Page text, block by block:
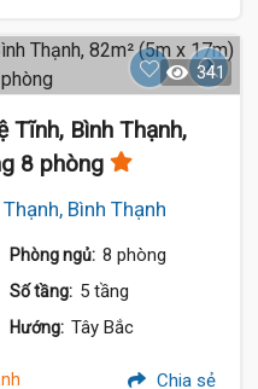
341
Tĩnh, Bình Thạnh,
8 phòng
Bình Thạnh
Phòng ngủ: 8 phòng
Số tầng: 5 tầng
Hướng: Tây Bắc
Chia sẻ